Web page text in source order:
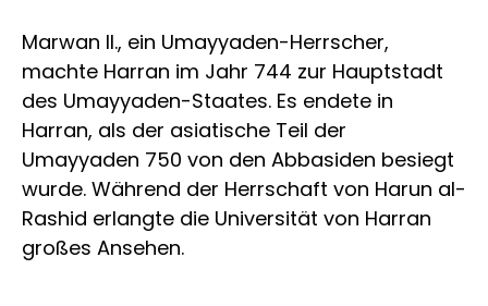
Marwan II., ein Umayyaden-Herrscher,
machte Harran im Jahr 744 zur Hauptstadt
des Umayyaden-Staates. Es endete in
Harran, als der asiatische Teil der
Umayyaden 750 von den Abbasiden besiegt
wurde. Während der Herrschaft von Harun al-
Rashid erlangte die Universität von Harran
großes Ansehen.